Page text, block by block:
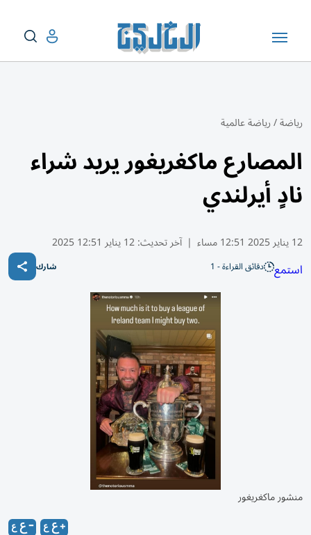
رياضة/رياضة عالمية
المصارع ماكغريغور يريد شراء
نادٍ أيرلندي
12 يناير 2025 12:51 مساء | آخر تحديث:12 يناير 12:51 2025
استمع دقائق القراءة - 1 شارك
منشور ماكغريغور